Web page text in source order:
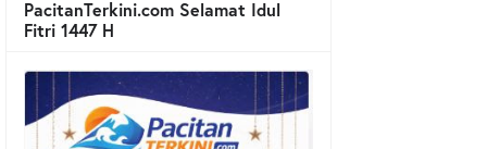
PacitanTerkini.com Selamat Idul
Fitri 1447 H